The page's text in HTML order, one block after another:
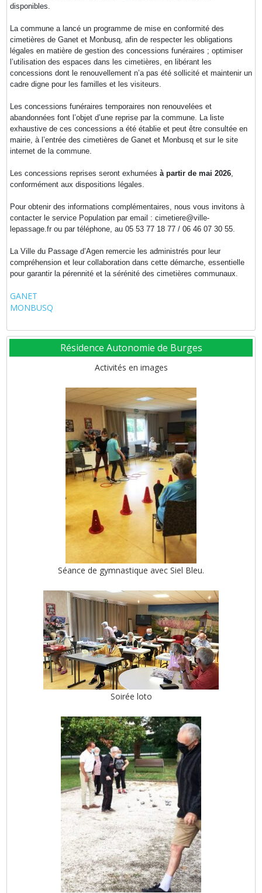
disponibles.
La commune a lancé un programme de mise en conformité des
cimetières de Ganet et Monbusq, afin de respecter les obligations
légales en matière de gestion des concessions funéraires ; optimiser
l’utilisation des espaces dans les cimetières, en libérant les
concessions dont le renouvellement n’a pas été sollicité et maintenir un
cadre digne pour les familles et les visiteurs.
Les concessions funéraires temporaires non renouvelées et
abandonnées font l’objet d’une reprise par la commune. La liste
exhaustive de ces concessions a été établie et peut être consultée en
mairie, à l’entrée des cimetières de Ganet et Monbusq et sur le site
internet de la commune.
Les concessions reprises seront exhumées à partir de mai 2026
conformément aux dispositions légales.
Pour obtenir des informations complémentaires, nous vous invitons à
contacter le service Population par email : cimetiere@ville-
lepassage.fr ou par téléphone, au 05 53 77 18 77 / 06 46 07 30 55.
La Ville du Passage d’Agen remercie les administrés pour leur
compréhension et leur collaboration dans cette démarche, essentielle
pour garantir la pérennité et la sérénité des cimetières communaux.
GANET
MONBUSQ
Résidence Autonomie de Burges
Activités en images
Séance de gymnastique avec Siel Bleu.
Soirée loto